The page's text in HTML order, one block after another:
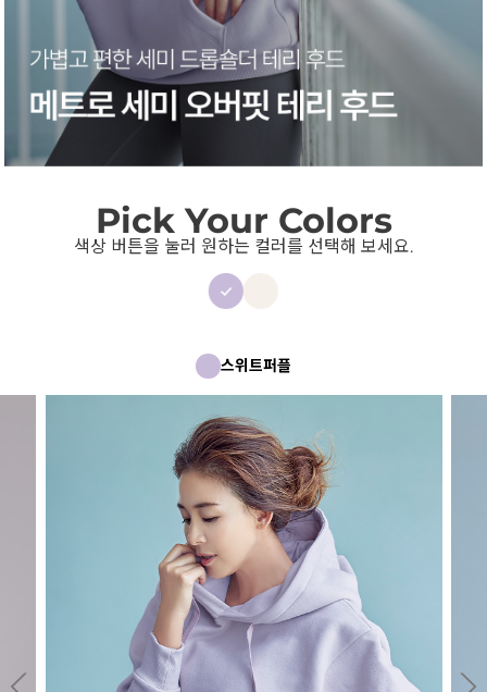
Pick Your Colors
색상 버튼을 눌러 원하는 컬러를 선택해 보세요.
스위트퍼플